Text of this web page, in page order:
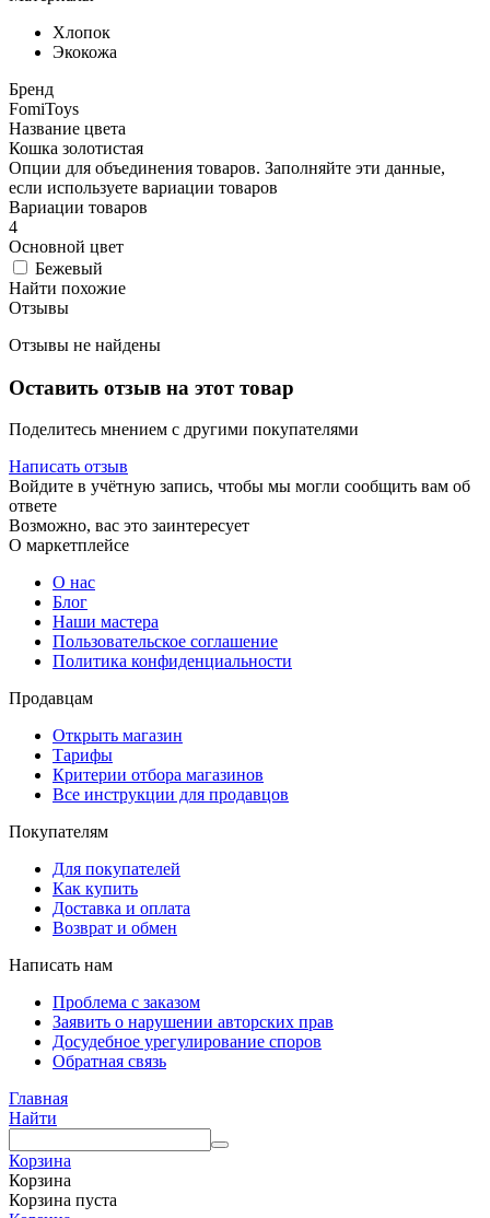
Хлопок
Экокожа
Бренд
FomiToys
Название цвета
Кошка золотистая
Опции для объединения товаров. Заполняйте эти данные,
если используете вариации товаров
Вариации товаров
4
Основной цвет
Бежевый
Найти похожие
Отзывы
Отзывы не найдены
Оставить отзыв на этот товар
Поделитесь мнением с другими покупателями
Написать отзыв
Войдите в учётную запись, чтобы мы могли сообщить вам об
ответе
Возможно, вас это заинтересует
О маркетплейсе
О нас
Блог
Наши мастера
Пользовательское соглашение
Политика конфиденциальности
Продавцам
Открыть магазин
Тарифы
Критерии отбора магазинов
Все инструкции для продавцов
Покупателям
Для покупателей
Как купить
Доставка и оплата
Возврат и обмен
Написать нам
Проблема с заказом
Заявить о нарушении авторских прав
Досудебное урегулирование споров
Обратная связь
Главная
Найти
Корзина
Корзина
Корзина пуста